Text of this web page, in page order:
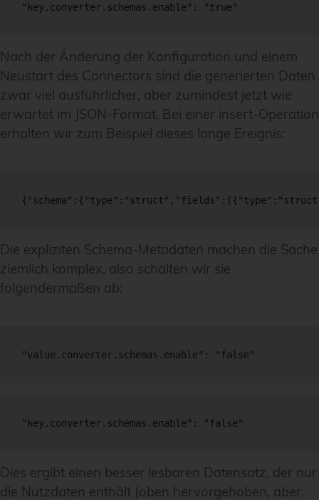
"key.converter.schemas.enable": "true"
Nach der Änderung der Konfiguration und einem
Neustart des Connectors sind die generierten Daten
zwar viel ausführlicher, aber zumindest jetzt wie
erwartet im JSON-Format. Bei einer insert-Operation
erhalten wir zum Beispiel dieses lange Ereignis:
Die expliziten Schema-Metadaten machen die Sache
ziemlich komplex, also schalten wir sie
folgendermaßen ab:
"value.converter.schemas.enable": "false"
"key.converter.schemas.enable": "false"
Dies ergibt einen besser lesbaren Datensatz, der nur
die Nutzdaten enthält (oben hervorgehoben, aber